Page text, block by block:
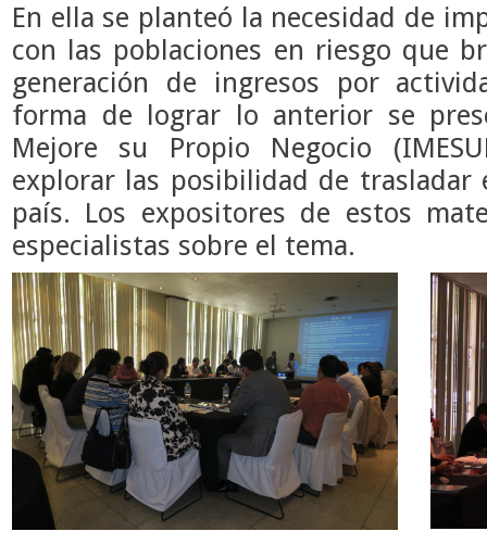
En ella se planteó la necesidad de
con las poblaciones en riesgo que
generación de ingresos por
forma de lograr lo anterior se
Mejore su Propio Negocio
explorar las posibilidad de trasladar
país. Los expositores de estos
especialistas sobre el tema.